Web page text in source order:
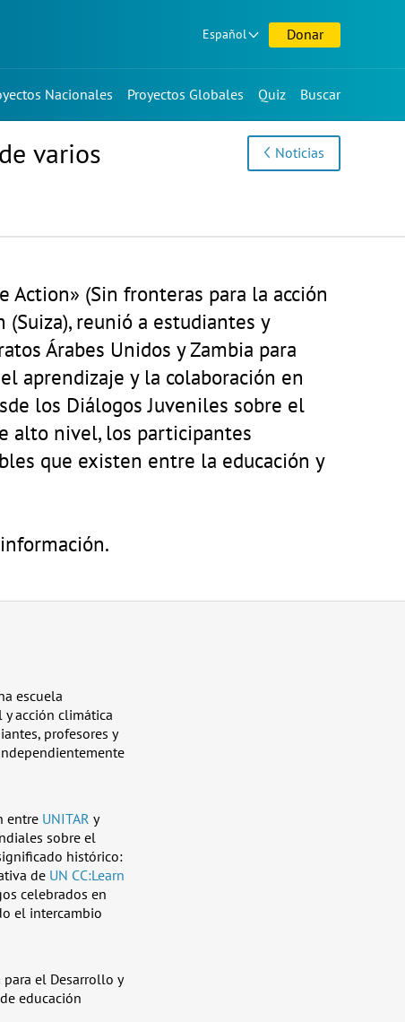
Español Donar
Nacionales Proyectos Globales Quiz Buscar
varios
Noticias
Action» (Sin fronteras para la acción
reunió a estudiantes y
Árabes Unidos y Zambia para
aprendizaje y la colaboración en
los Diálogos Juveniles sobre el
alto nivel, los participantes
que existen entre la educación y
escuela
acción climática
profesores y
entre UNITAR y
sobre el
histórico:
de UN CC:Learn
celebrados en
el intercambio
para el Desarrollo y
educación